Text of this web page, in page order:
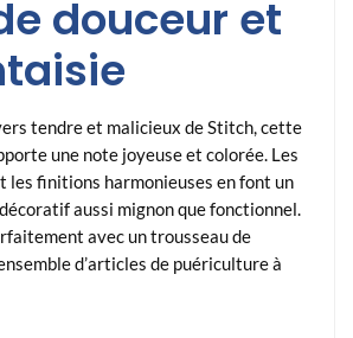
douceur et
tendre et malicieux de Stitch, cette
une note joyeuse et colorée. Les
les finitions harmonieuses en font un
aussi mignon que fonctionnel.
avec un trousseau de
d’articles de puériculture à